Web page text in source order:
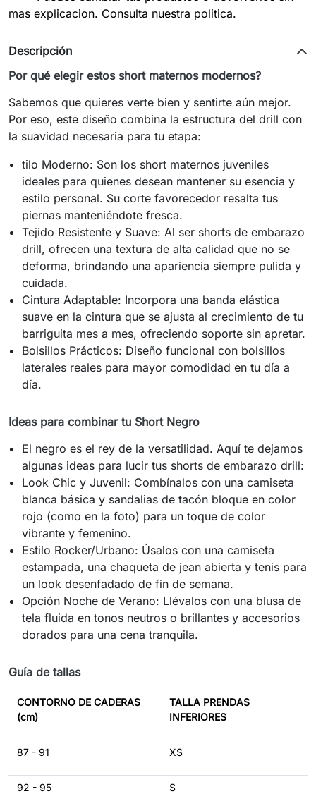
mas explicacion. Consulta nuestra politica.
Descripción
Por qué elegir estos short maternos modernos?
Sabemos que quieres verte bien y sentirte aún mejor.
Por eso, este diseño combina la estructura del drill con
la suavidad necesaria para tu etapa:
tilo Moderno: Son los short maternos juveniles
ideales para quienes desean mantener su esencia y
estilo personal. Su corte favorecedor resalta tus
piernas manteniéndote fresca.
Tejido Resistente y Suave: Al ser shorts de embarazo
drill, ofrecen una textura de alta calidad que no se
deforma, brindando una apariencia siempre pulida y
cuidada.
Cintura Adaptable: Incorpora una banda elástica
suave en la cintura que se ajusta al crecimiento de tu
barriguita mes a mes, ofreciendo soporte sin apretar.
Bolsillos Prácticos: Diseño funcional con bolsillos
laterales reales para mayor comodidad en tu día a
día.
Ideas para combinar tu Short Negro
El negro es el rey de la versatilidad. Aquí te dejamos
algunas ideas para lucir tus shorts de embarazo drill:
Look Chic y Juvenil: Combínalos con una camiseta
blanca básica y sandalias de tacón bloque en color
rojo (como en la foto) para un toque de color
vibrante y femenino.
Estilo Rocker/Urbano: Úsalos con una camiseta
estampada, una chaqueta de jean abierta y tenis para
un look desenfadado de fin de semana.
Opción Noche de Verano: Llévalos con una blusa de
tela fluida en tonos neutros o brillantes y accesorios
dorados para una cena tranquila.
Guía de tallas
CONTORNO DE CADERAS
(cm)
TALLA PRENDAS
INFERIORES
87 - 91 XS
92 - 95 S